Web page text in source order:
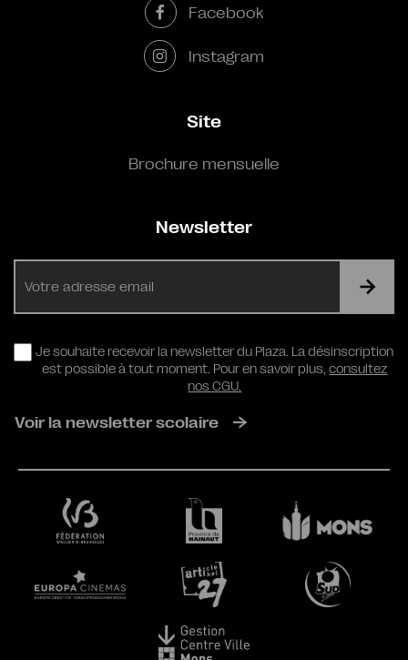
Facebook
Instagram
Site
Brochure mensuelle
Newsletter
RGPD
Je souhaite recevoir la newsletter du Plaza. La désinscription
est possible à tout moment. Pour en savoir plus,consultez
nos CGU.
Voir la newsletter scolaire